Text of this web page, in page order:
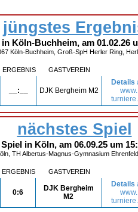
jüngstes
Köln-Buchheim, am 01.02.26
Köln-Buchheim, Groß-SpH Herler Ring,
ERGEBNIS GASTVEREIN
__:__ DJK Bergheim M2
Details
www.
nächstes Spiel
Spiel in Köln, am 06.09.25 um
TH Albertus-Magnus-Gymnasium
ERGEBNIS GASTVEREIN
0:6
DJK Bergheim
M2
Details
www.